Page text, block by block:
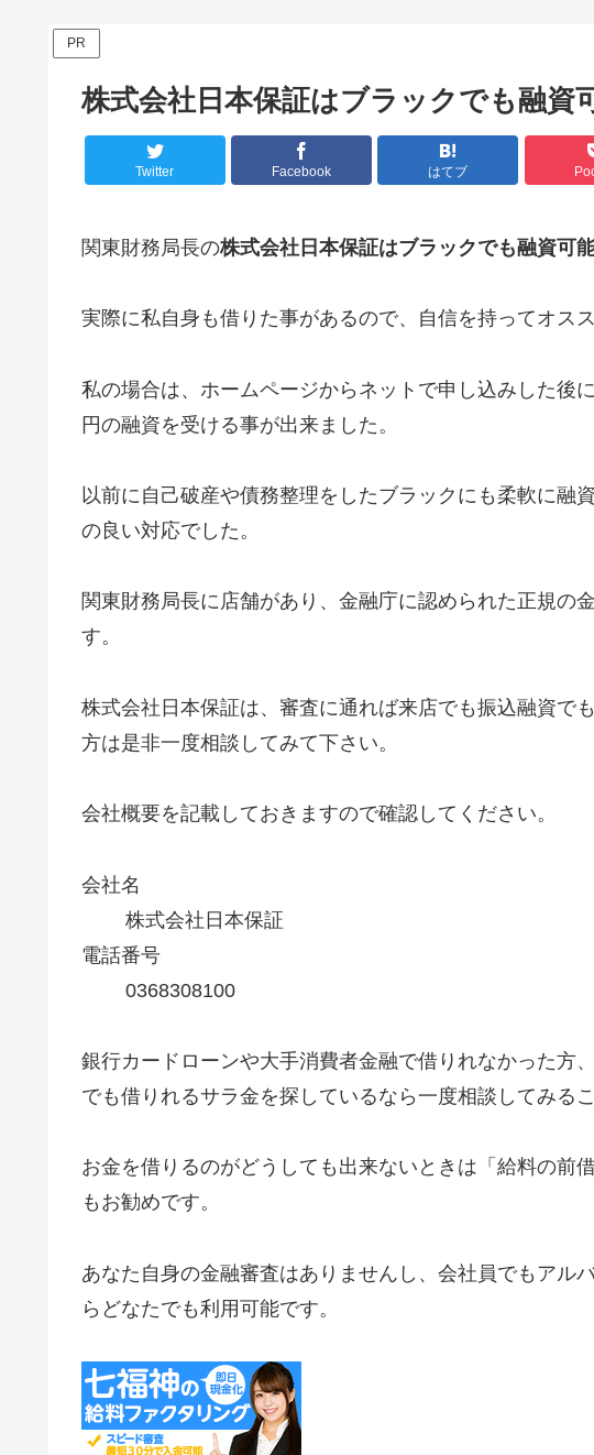
PR
株式会社日本保証はブラックでも融資
Twitter Facebook はてブ
関東財務局長の株式会社日本保証はブラックでも融資可
実際に私自身も借りた事があるので、自信を持ってオスス
私の場合は、ホームページからネットで申し込みした後
円の融資を受ける事が出来ました。
以前に自己破産や債務整理をしたブラックにも柔軟に融
の良い対応でした。
関東財務局長に店舗があり、金融庁に認められた正規の
す。
株式会社日本保証は、審査に通れば来店でも振込融資で
方は是非一度相談してみて下さい。
会社概要を記載しておきますので確認してください。
会社名
株式会社日本保証
電話番号
0368308100
銀行カードローンや大手消費者金融で借りれなかった方
でも借りれるサラ金を探しているなら一度相談してみる
お金を借りるのがどうしても出来ないときは「給料の前
もお勧めです。
あなた自身の金融審査はありませんし、会社員でもアル
らどなたでも利用可能です。